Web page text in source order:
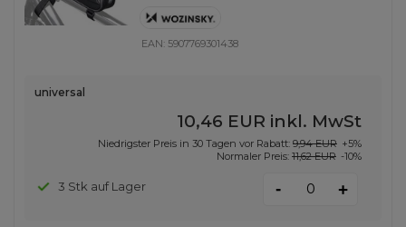
EAN: 5907769301438
universal
10,46 EUR inkl. MwSt
Niedrigster Preis in 30 Tagen vor Rabatt: 9,94 EUR +5%
Normaler Preis: 11,62 EUR -10%
3 Stk auf Lager - +